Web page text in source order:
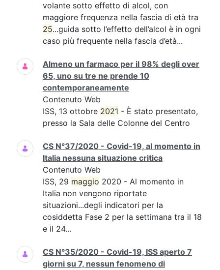
volante sotto effetto di alcol, con
maggiore frequenza nella fascia di età tra
25...guida sotto l’effetto dell’alcol è in ogni
caso più frequente nella fascia d’età...
Almeno un farmaco per il 98% degli over
65, uno su tre ne prende 10
contemporaneamente
Contenuto Web
ISS, 13 ottobre 2021 - È stato presentato,
presso la Sala delle Colonne del Centro
CS N°37/2020 - Covid-19, al momento in
Italia nessuna situazione critica
Contenuto Web
ISS, 29 maggio 2020 - Al momento in
Italia non vengono riportate
situazioni...degli indicatori per la
cosiddetta Fase 2 per la settimana tra il 18
e il 24...
CS N°35/2020 - Covid-19, ISS aperto 7
giorni su 7, nessun fenomeno di